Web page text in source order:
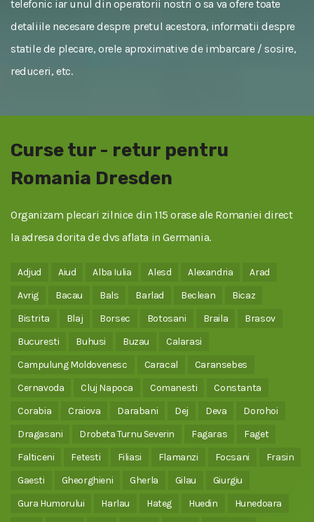
telefonic iar unul din operatorii nostri o sa va ofere toate
detaliile necesare despre pretul acestora, informatii despre
statile de plecare, orele aproximative de imbarcare / sosire,
reduceri, etc.
Curse tur - retur pentru
Romania Dresden
Organizam plecari zilnice din 115 orase ale Romaniei direct
la adresa dorita de dvs aflata in Germania.
Adjud Aiud Alba Iulia Alesd Alexandria
Arad
Avrig
Bacau Bals Barlad Beclean
Bicaz
Bistrita
Blaj Borsec Botosani Braila
Brasov
Bucuresti
Buhusi Buzau
Calarasi
Campulung Moldovenesc
Caracal
Caransebes
Cernavoda
Cluj Napoca Comanesti
Constanta
Corabia
Craiova Darabani Dej Deva
Dorohoi
Dragasani
Drobeta Turnu Severin Fagaras
Faget
Falticeni
Fetesti Filiasi Flamanzi Focsani
Frasin
Gaesti
Gheorghieni Gherla Gilau
Giurgiu
Gura Humorului
Harlau Hateg Huedin
Hunedoara